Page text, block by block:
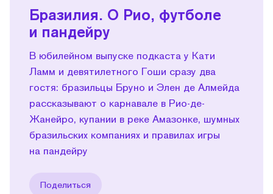
Бразилия. О Рио, футболе
и пандейру
В юбилейном выпуске подкаста у Кати
Ламм и девятилетного Гоши сразу два
гостя: бразильцы Бруно и Элен де Алмейда
рассказывают о карнавале в Рио-де-
Жанейро, купании в реке Амазонке, шумных
бразильских компаниях и правилах игры
на пандейру
Поделиться